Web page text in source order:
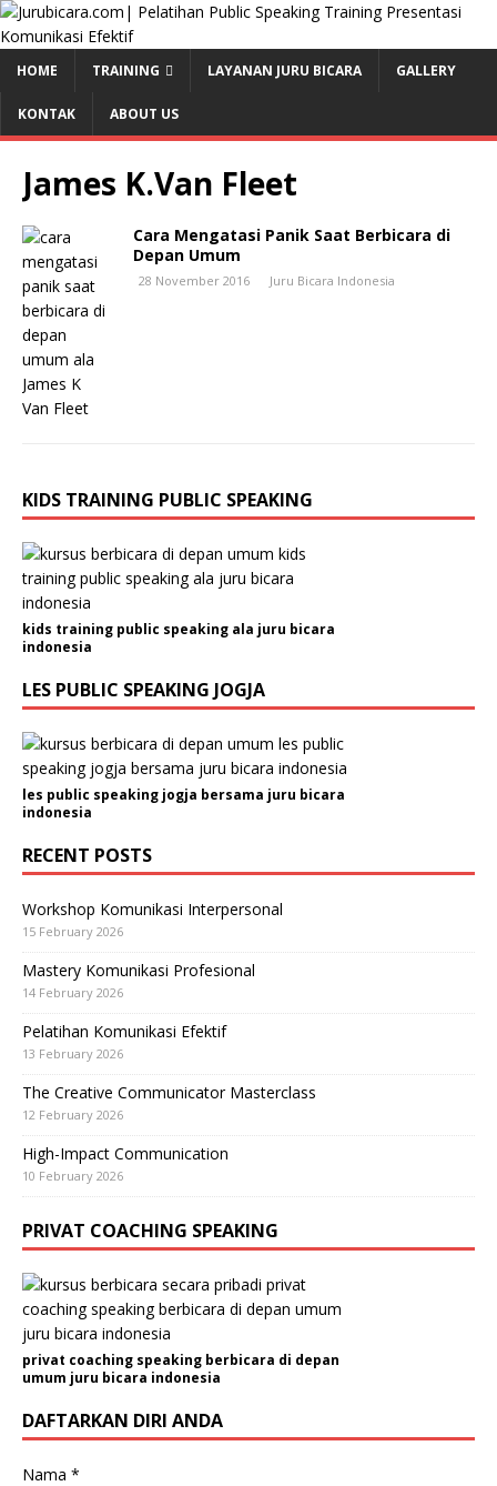
HOME TRAINING LAYANAN JURU BICARA GALLERY
KONTAK ABOUT US
James K.Van Fleet
Cara Mengatasi Panik Saat Berbicara di
Depan Umum
28 November 2016 Juru Bicara Indonesia
KIDS TRAINING PUBLIC SPEAKING
kids training public speaking ala juru bicara
indonesia
LES PUBLIC SPEAKING JOGJA
les public speaking jogja bersama juru bicara
indonesia
RECENT POSTS
Workshop Komunikasi Interpersonal
15 February 2026
Mastery Komunikasi Profesional
14 February 2026
Pelatihan Komunikasi Efektif
13 February 2026
The Creative Communicator Masterclass
12 February 2026
High-Impact Communication
10 February 2026
PRIVAT COACHING SPEAKING
privat coaching speaking berbicara di depan
umum juru bicara indonesia
DAFTARKAN DIRI ANDA
Nama *